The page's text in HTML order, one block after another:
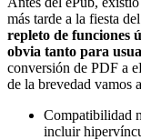
más tarde a la fiesta
repleto de funciones
obvia tanto para
conversión de PDF a
de la brevedad vamos
Compatibilidad
incluir